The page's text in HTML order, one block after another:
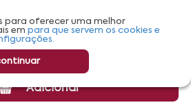
Adicionar
para oferecer uma melhor
em para que servem os cookies e
e continuar